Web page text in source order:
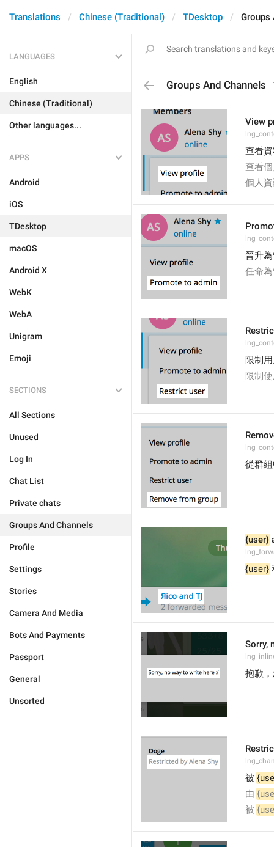
Translations Chinese (Traditional) TDesktop Groups
LANGUAGES
English
Chinese (Traditional)
Other languages...
APPS
Android
iOS
TDesktop
macOS
Android X
WebK
WebA
Unigram
Emoji
SECTIONS
All Sections
Unused
Log In
Chat List
Private chats
Groups And Channels
Profile
Settings
Stories
Camera And Media
Bots And Payments
Passport
General
Unsorted
Groups And Channels
View
查看
查看
個人
晉升
任命
限制
限制
從群
{user}
{user}
Sorry,
抱歉
被
由
被